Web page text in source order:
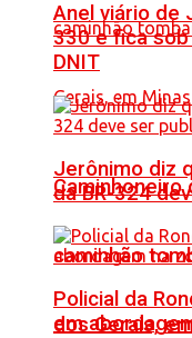
caminhão
dos Gerais,
Anel viário de
330 e fica sob
DNIT
Jerônimo diz
da BR-324
Policial da
em